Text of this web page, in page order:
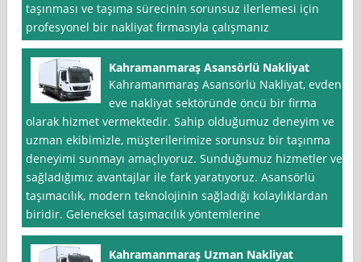
taşınması ve taşıma sürecinin sorunsuz ilerlemesi için
profesyonel bir nakliyat firmasıyla çalışmanız
Kahramanmaraş Asansörlü Nakliyat
Kahramanmaraş Asansörlü Nakliyat, evden
eve nakliyat sektöründe öncü bir firma
olarak hizmet vermektedir. Sahip olduğumuz deneyim ve
uzman ekibimizle, müşterilerimize sorunsuz bir taşınma
deneyimi sunmayı amaçlıyoruz. Sunduğumuz hizmetler ve
sağladığımız avantajlar ile fark yaratıyoruz. Asansörlü
taşımacılık, modern teknolojinin sağladığı kolaylıklardan
biridir. Geleneksel taşımacılık yöntemlerine
Kahramanmaraş Uzman Nakliyat